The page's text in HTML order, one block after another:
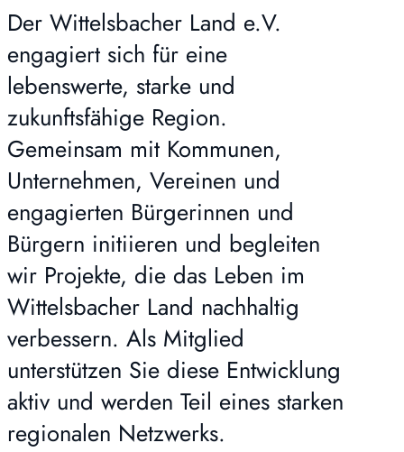
Der Wittelsbacher Land e.V.
engagiert sich für eine
lebenswerte, starke und
zukunftsfähige Region.
Gemeinsam mit Kommunen,
Unternehmen, Vereinen und
engagierten Bürgerinnen und
Bürgern initiieren und begleiten
wir Projekte, die das Leben im
Wittelsbacher Land nachhaltig
verbessern. Als Mitglied
unterstützen Sie diese Entwicklung
aktiv und werden Teil eines starken
regionalen Netzwerks.